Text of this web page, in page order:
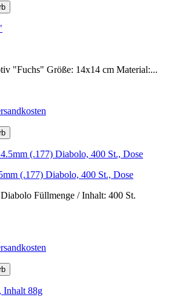
"Fuchs" Größe: 14x14 cm Material:...
(.177) Diabolo, 400 St., Dose
Füllmenge / Inhalt: 400 St.